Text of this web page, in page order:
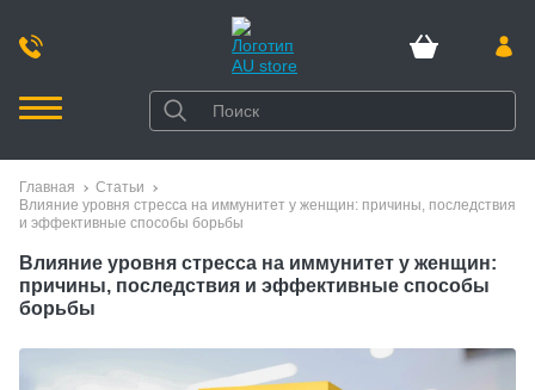
Главная
Статьи
Влияние уровня стресса на иммунитет у женщин: причины, последствия
и эффективные способы борьбы
Влияние уровня стресса на иммунитет у женщин:
причины, последствия и эффективные способы
борьбы